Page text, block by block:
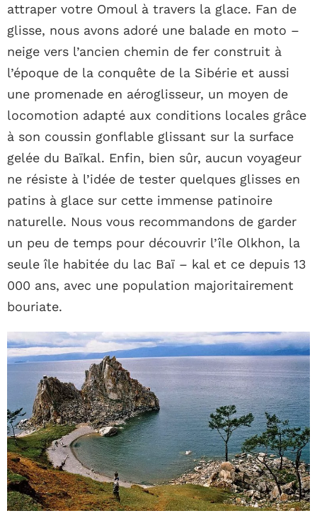
attraper votre Omoul à travers la glace. Fan de
glisse, nous avons adoré une balade en moto –
neige vers l’ancien chemin de fer construit à
l’époque de la conquête de la Sibérie et aussi
une promenade en aéroglisseur, un moyen de
locomotion adapté aux conditions locales grâce
à son coussin gonflable glissant sur la surface
gelée du Baïkal. Enfin, bien sûr, aucun voyageur
ne résiste à l’idée de tester quelques glisses en
patins à glace sur cette immense patinoire
naturelle. Nous vous recommandons de garder
un peu de temps pour découvrir l’île Olkhon, la
seule île habitée du lac Baï – kal et ce depuis 13
000 ans, avec une population majoritairement
bouriate.